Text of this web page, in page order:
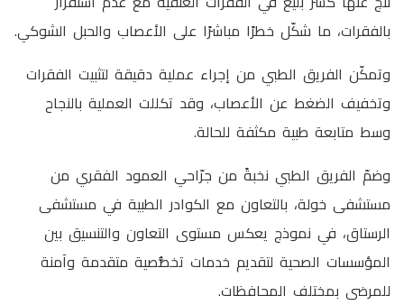
بالفقرات، ما شكّل خطرًا مباشرًا على الأعصاب والحبل الشوكي.
وتمكّن الفريق الطبي من إجراء عملية دقيقة لتثبيت الفقرات
وتخفيف الضغط عن الأعصاب، وقد تكللت العملية بالنجاح
وسط متابعة طبية مكثفة للحالة.
وضمّ الفريق الطبي نخبةً من جرّاحي العمود الفقري من
مستشفى خولة، بالتعاون مع الكوادر الطبية في مستشفى
الرستاق، في نموذج يعكس مستوى التعاون والتنسيق بين
المؤسسات الصحية لتقديم خدمات تخصُّصية متقدمة وآمنة
للمرضى بمختلف المحافظات.